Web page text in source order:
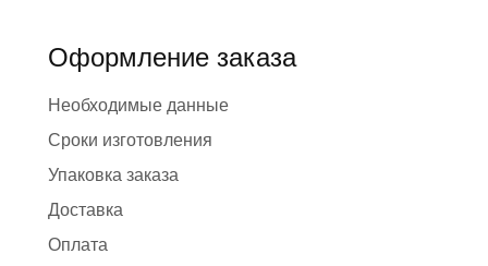
Оформление заказа
Необходимые данные
Сроки изготовления
Упаковка заказа
Доставка
Оплата